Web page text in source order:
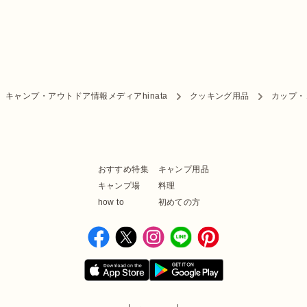
キャンプ・アウトドア情報メディアhinata クッキング用品 カップ
おすすめ特集
キャンプ用品
キャンプ場
料理
how to
初めての方